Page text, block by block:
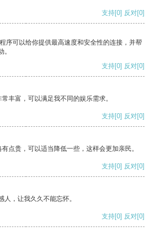
支持[0] 反对[0]
序可以给你提供最高速度和安全性的连接，并帮
支持[0] 反对[0]
丰富，可以满足我不同的娱乐需求。
支持[0] 反对[0]
点贵，可以适当降低一些，这样会更加亲民。
支持[0] 反对[0]
人，让我久久不能忘怀。
支持[0] 反对[0]